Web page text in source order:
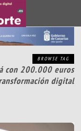
BROWSE TAG
con 200.000 euros
digital